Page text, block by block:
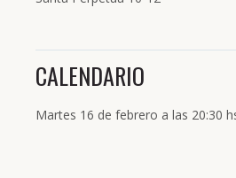
CALENDARIO
Martes 16 de febrero a las 20:30